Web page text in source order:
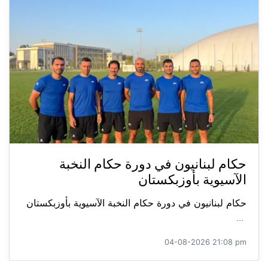
حكام لبنانيون في دورة حكام النخبة
الآسيوية بأوزبكستان
حكام لبنانيون في دورة حكام النخبة الآسيوية بأوزبكستان
...
04-08-2026 21:08 pm